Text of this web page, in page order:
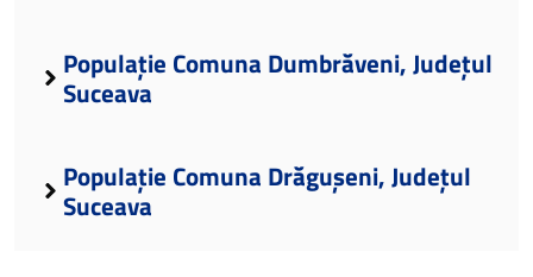
Populație Comuna Dumbrăveni, Județul
Suceava
Populație Comuna Drăgușeni, Județul
Suceava